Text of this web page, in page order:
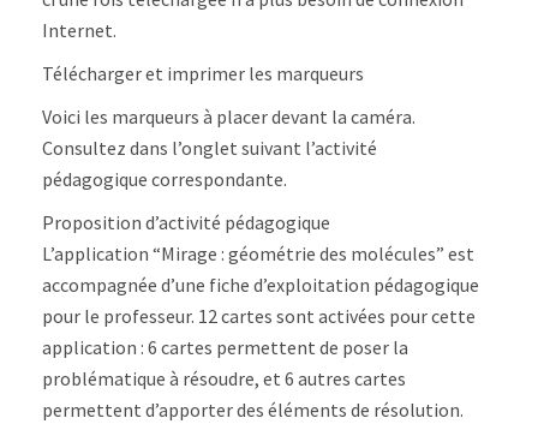
Internet.
Télécharger et imprimer les marqueurs
Voici les marqueurs à placer devant la caméra.
Consultez dans l’onglet suivant l’activité
pédagogique correspondante.
Proposition d’activité pédagogique
L’application “Mirage : géométrie des molécules” est
accompagnée d’une fiche d’exploitation pédagogique
pour le professeur. 12 cartes sont activées pour cette
application : 6 cartes permettent de poser la
problématique à résoudre, et 6 autres cartes
permettent d’apporter des éléments de résolution.